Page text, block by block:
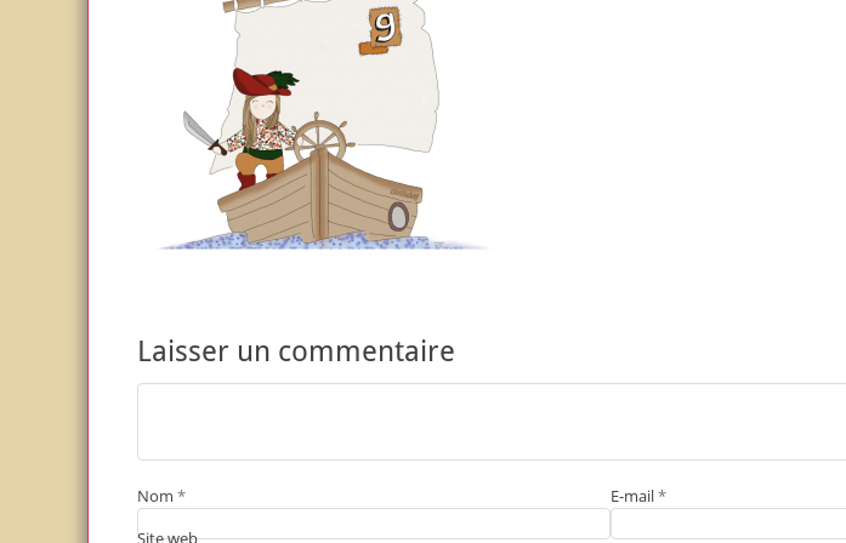
Laisser un commentaire
Nom * E-mail*
Site web